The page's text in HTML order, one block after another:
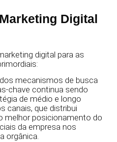
Digital
digital para as
mecanismos de busca
chave continua sendo
de médio e longo
canais, que distribui
melhor posicionamento do
da empresa nos
orgânica.